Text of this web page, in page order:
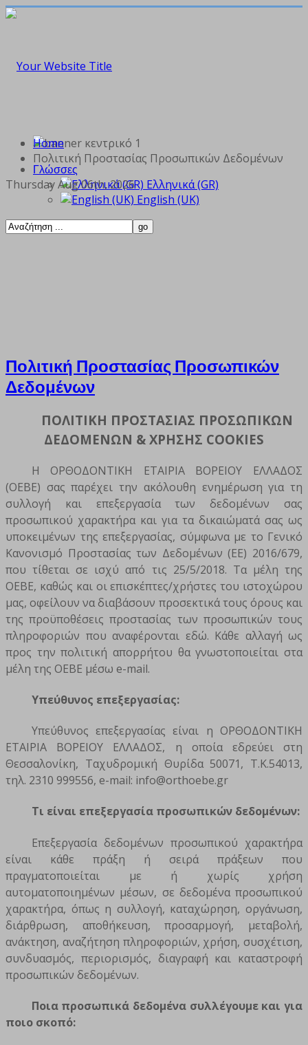
Γλώσσες
Ελληνικά (GR)
English (UK)
Home
Πολιτική Προστασίας Προσωπικών Δεδομένων
Thursday Aug 06th, 2026
Πολιτική Προστασίας Προσωπικών
Δεδομένων
ΠΟΛΙΤΙΚΗ ΠΡΟΣΤΑΣΙΑΣ ΠΡΟΣΩΠΙΚΩΝ
ΔΕΔΟΜΕΝΩΝ & ΧΡΗΣΗΣ COOKIES
Η ΟΡΘΟΔΟΝΤΙΚΗ ΕΤΑΙΡΙΑ ΒΟΡΕΙΟΥ ΕΛΛΑΔΟΣ
(ΟΕΒΕ) σας παρέχει την ακόλουθη ενημέρωση για τη
συλλογή και επεξεργασία των δεδομένων σας
προσωπικού χαρακτήρα και για τα δικαιώματά σας ως
υποκειμένων της επεξεργασίας, σύμφωνα με το Γενικό
Κανονισμό Προστασίας των Δεδομένων (ΕΕ) 2016/679,
που τίθεται σε ισχύ από τις 25/5/2018. Τα μέλη της
ΟΕΒΕ, καθώς και οι επισκέπτες/χρήστες του ιστοχώρου
μας, οφείλουν να διαβάσουν προσεκτικά τους όρους και
της προϋποθέσεις προστασίας των προσωπικών τους
πληροφοριών που αναφέρονται εδώ. Κάθε αλλαγή ως
προς την πολιτική απορρήτου θα γνωστοποιείται στα
μέλη της ΟΕΒΕ μέσω e-mail.
Υπεύθυνος επεξεργασίας:
Υπεύθυνος επεξεργασίας είναι η ΟΡΘΟΔΟΝΤΙΚΗ
ΕΤΑΙΡΙΑ ΒΟΡΕΙΟΥ ΕΛΛΑΔΟΣ, η οποία εδρεύει στη
Θεσσαλονίκη, Ταχυδρομική Θυρίδα 50071, Τ.Κ.54013,
τηλ. 2310 999556, e-mail: info@orthoebe.gr
Τι είναι επεξεργασία προσωπικών δεδομένων:
Επεξεργασία δεδομένων προσωπικού χαρακτήρα
είναι κάθε πράξη ή σειρά πράξεων που
πραγματοποιείται με ή χωρίς χρήση
αυτοματοποιημένων μέσων, σε δεδομένα προσωπικού
χαρακτήρα, όπως η συλλογή, καταχώρηση, οργάνωση,
διάρθρωση, αποθήκευση, προσαρμογή, μεταβολή,
ανάκτηση, αναζήτηση πληροφοριών, χρήση, συσχέτιση,
συνδυασμός, περιορισμός, διαγραφή και καταστροφή
προσωπικών δεδομένων.
Ποια προσωπικά δεδομένα συλλέγουμε και για
ποιο σκοπό: